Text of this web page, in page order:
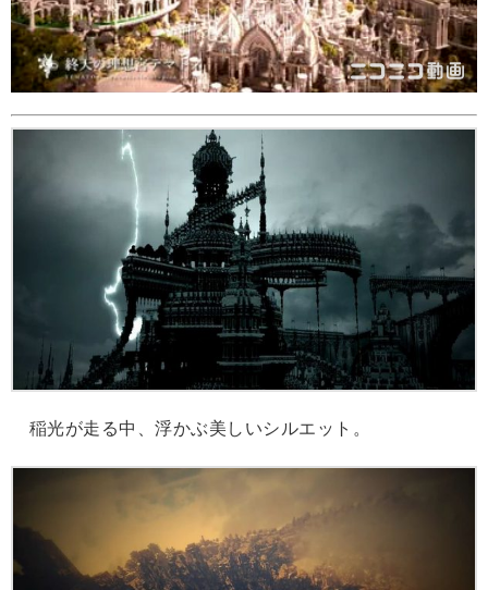
稲光が走る中、浮かぶ美しいシルエット。